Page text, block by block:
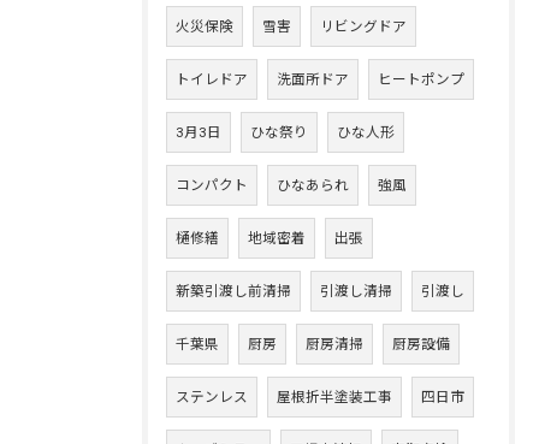
火災保険 雪害 リビングドア
トイレドア 洗面所ドア ヒートポンプ
3月3日 ひな祭り ひな人形
コンパクト ひなあられ 強風
樋修繕 地域密着 出張
新築引渡し前清掃 引渡し清掃 引渡し
千葉県 厨房 厨房清掃 厨房設備
ステンレス 屋根折半塗装工事 四日市